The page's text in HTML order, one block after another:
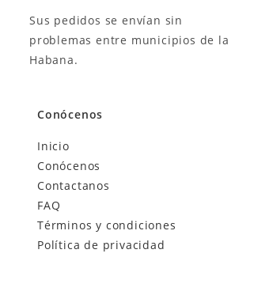
Sus pedidos se envían sin
problemas entre municipios de la
Habana.
Conócenos
Inicio
Conócenos
Contactanos
FAQ
Términos y condiciones
Política de privacidad